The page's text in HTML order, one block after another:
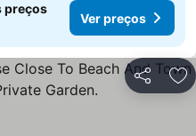
preços
Ver preços
Partilhar